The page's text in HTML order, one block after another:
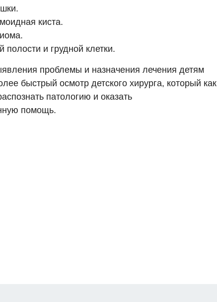
киста.
и грудной клетки.
проблемы и назначения лечения детям
быстрый осмотр детского хирурга, который как
патологию и оказать
помощь.